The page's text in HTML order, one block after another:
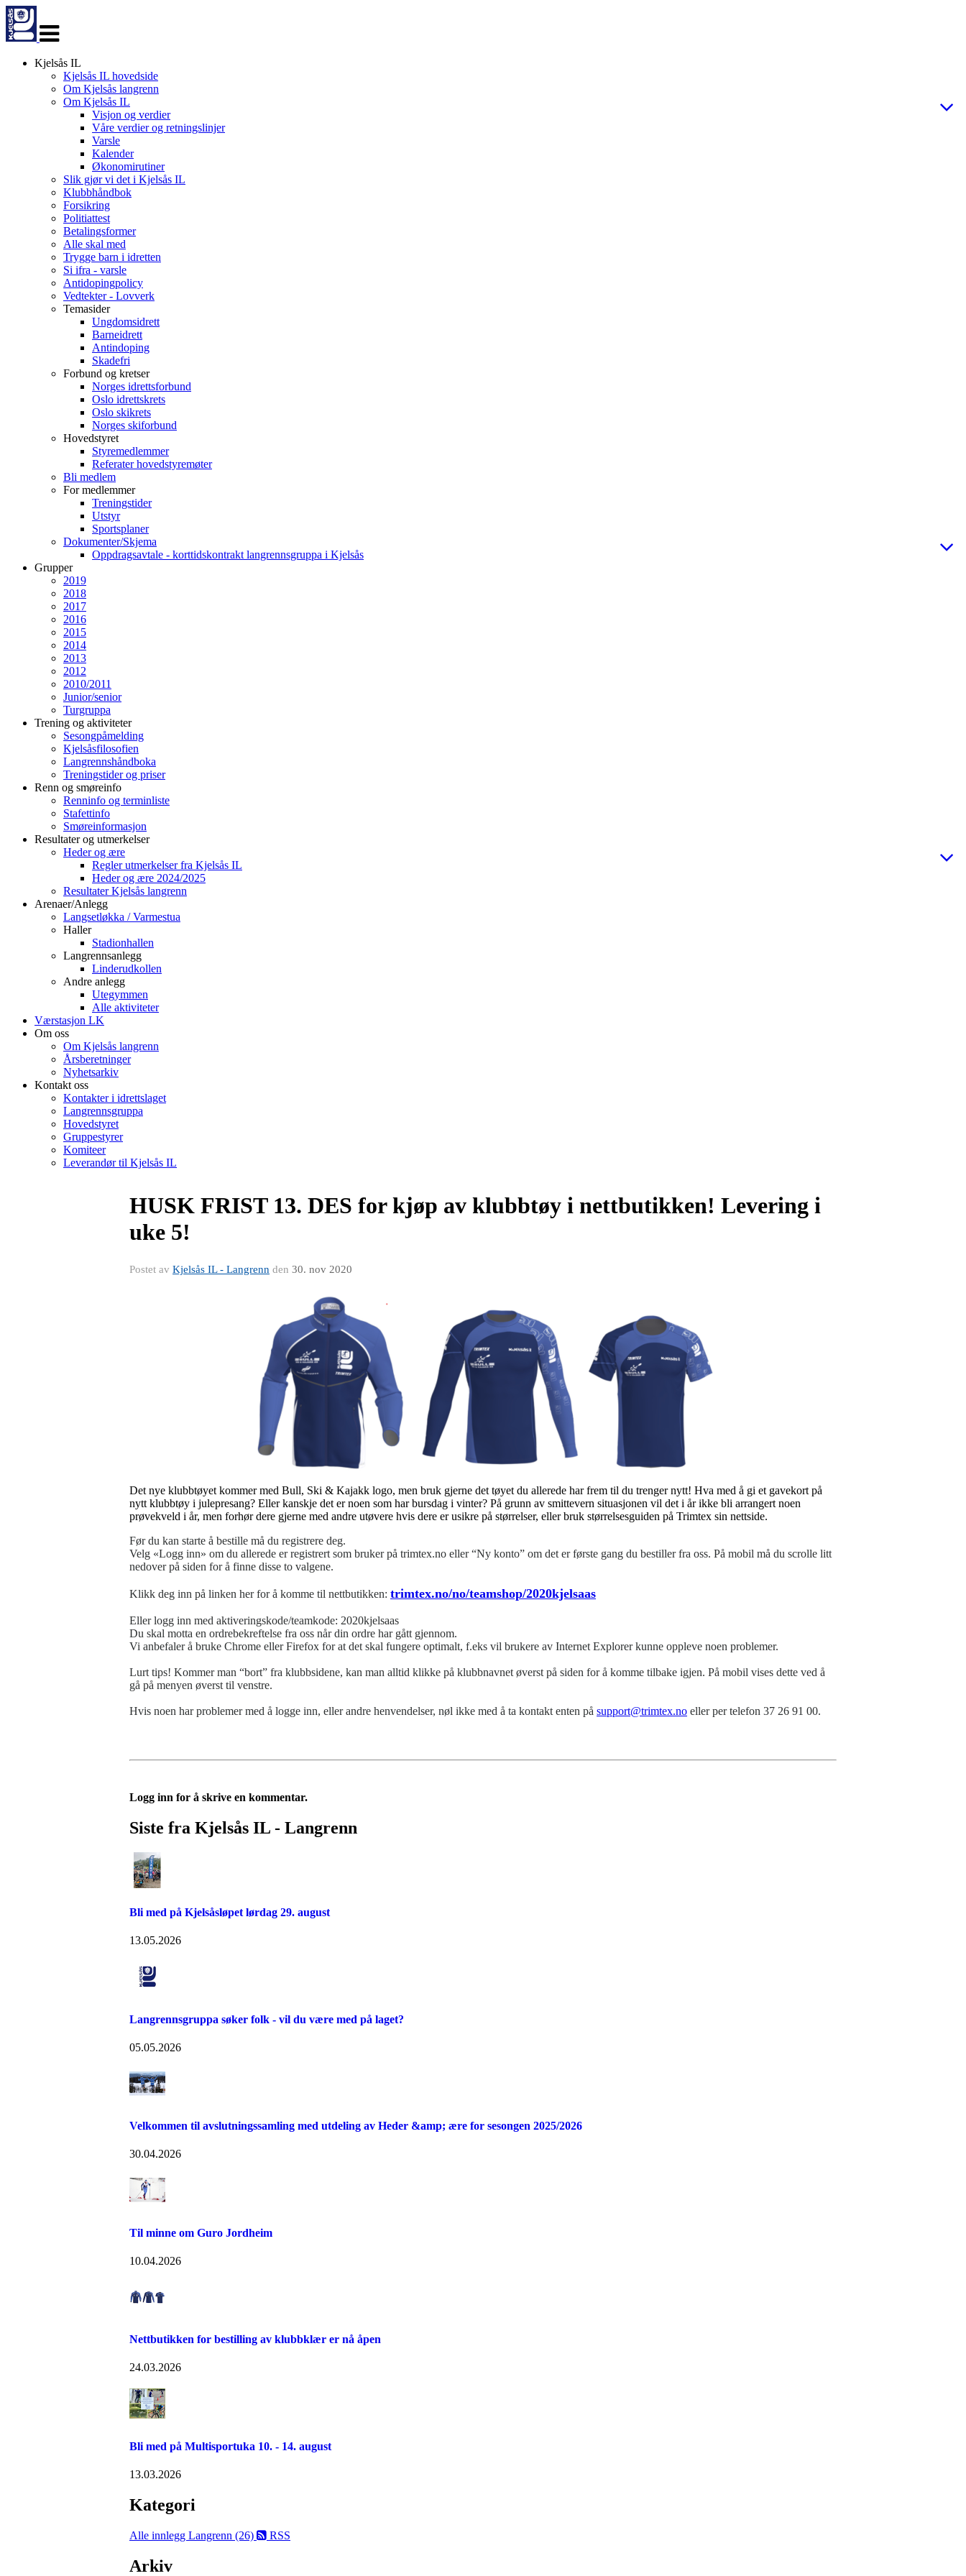
navigasjon
Kjelsås IL
Kjelsås IL hovedside
Om Kjelsås langrenn
Om Kjelsås IL
Visjon og verdier
Våre verdier og retningslinjer
Varsle
Kalender
Økonomirutiner
Slik gjør vi det i Kjelsås IL
Klubbhåndbok
Forsikring
Politiattest
Betalingsformer
Alle skal med
Trygge barn i idretten
Si ifra - varsle
Antidopingpolicy
Vedtekter - Lovverk
Temasider
Ungdomsidrett
Barneidrett
Antindoping
Skadefri
Forbund og kretser
Norges idrettsforbund
Oslo idrettskrets
Oslo skikrets
Norges skiforbund
Hovedstyret
Styremedlemmer
Referater hovedstyremøter
Bli medlem
For medlemmer
Treningstider
Utstyr
Sportsplaner
Dokumenter/Skjema
Oppdragsavtale - korttidskontrakt langrennsgruppa i Kjelsås
Grupper
2019
2018
2017
2016
2015
2014
2013
2012
2010/2011
Junior/senior
Turgruppa
Trening og aktiviteter
Sesongpåmelding
Kjelsåsfilosofien
Langrennshåndboka
Treningstider og priser
Renn og smøreinfo
Renninfo og terminliste
Stafettinfo
Smøreinformasjon
Resultater og utmerkelser
Heder og ære
Regler utmerkelser fra Kjelsås IL
Heder og ære 2024/2025
Resultater Kjelsås langrenn
Arenaer/Anlegg
Langsetløkka / Varmestua
Haller
Stadionhallen
Langrennsanlegg
Linderudkollen
Andre anlegg
Utegymmen
Alle aktiviteter
Værstasjon LK
Om oss
Om Kjelsås langrenn
Årsberetninger
Nyhetsarkiv
Kontakt oss
Kontakter i idrettslaget
Langrennsgruppa
Hovedstyret
Gruppestyrer
Komiteer
Leverandør til Kjelsås IL
HUSK FRIST 13. DES for kjøp av klubbtøy i nettbutikken! Levering i
uke 5!
Postet av Kjelsås IL - Langrenn den 30. nov 2020
Det nye klubbtøyet kommer med Bull, Ski & Kajakk logo, men bruk gjerne det tøyet du allerede har frem til du trenger nytt! Hva med å gi et gavekort på
nytt klubbtøy i julepresang? Eller kanskje det er noen som har bursdag i vinter? På grunn av smittevern situasjonen vil det i år ikke bli arrangert noen
prøvekveld i år, men forhør dere gjerne med andre utøvere hvis dere er usikre på størrelser, eller bruk størrelsesguiden på Trimtex sin nettside.
Før du kan starte å bestille må du registrere deg.
Velg «Logg inn» om du allerede er registrert som bruker på trimtex.no eller “Ny konto” om det er første gang du bestiller fra oss. På mobil må du scrolle litt
nedover på siden for å finne disse to valgene.
Klikk deg inn på linken her for å komme til nettbutikken: trimtex.no/no/teamshop/2020kjelsaas
Eller logg inn med aktiveringskode/teamkode: 2020kjelsaas
Du skal motta en ordrebekreftelse fra oss når din ordre har gått gjennom.
Vi anbefaler å bruke Chrome eller Firefox for at det skal fungere optimalt, f.eks vil brukere av Internet Explorer kunne oppleve noen problemer.
Lurt tips! Kommer man “bort” fra klubbsidene, kan man alltid klikke på klubbnavnet øverst på siden for å komme tilbake igjen. På mobil vises dette ved å
gå på menyen øverst til venstre.
Hvis noen har problemer med å logge inn, eller andre henvendelser, nøl ikke med å ta kontakt enten på support@trimtex.no eller per telefon 37 26 91 00.
Logg inn for å skrive en kommentar.
Siste fra Kjelsås IL - Langrenn
Bli med på Kjelsåsløpet lørdag 29. august
13.05.2026
Langrennsgruppa søker folk - vil du være med på laget?
05.05.2026
Velkommen til avslutningssamling med utdeling av Heder &amp; ære for sesongen 2025/2026
30.04.2026
Til minne om Guro Jordheim
10.04.2026
Nettbutikken for bestilling av klubbklær er nå åpen
24.03.2026
Bli med på Multisportuka 10. - 14. august
13.03.2026
Kategori
Alle innlegg Langrenn (26) RSS
Arkiv